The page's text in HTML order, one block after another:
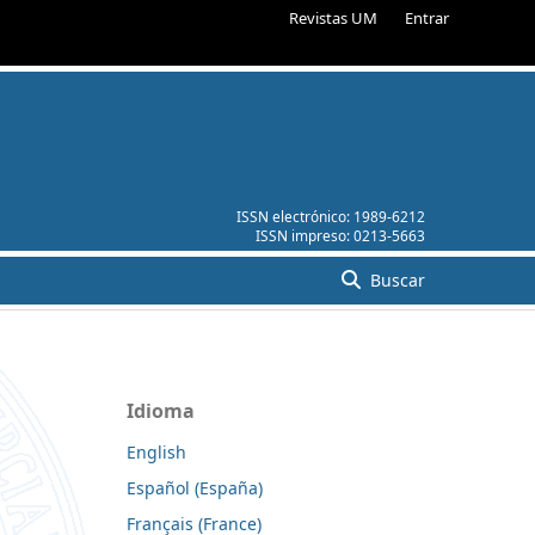
Revistas UM Entrar
ISSN electrónico: 1989-6212
ISSN impreso:0213-5663
Buscar
Idioma
English
Español (España)
Français (France)